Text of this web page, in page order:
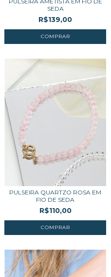
SEDA
R$139,00
PULSEIRA QUARTZO ROSA EM
FIO DE SEDA
R$110,00